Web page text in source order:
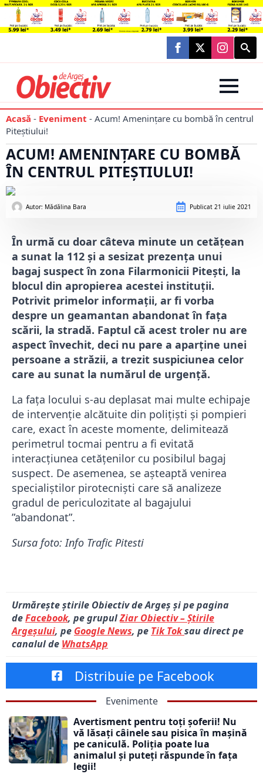
Search
for:
Acasă - Eveniment - Acum! Amenințare cu bombă în centrul
Piteștiului!
ACUM! AMENINȚARE CU BOMBĂ
ÎN CENTRUL PITEȘTIULUI!
Autor: Mădălina Bara Publicat 21 iulie 2021
În urmă cu doar câteva minute un cetățean
a sunat la 112 și a sesizat prezența unui
bagaj suspect în zona Filarmonicii Pitești, la
blocul din apropierea acestei instituții.
Potrivit primelor informații, ar fi vorba
despre un geamantan abandonat în fața
scării, la stradă. Faptul că acest troler nu are
aspect învechit, deci nu pare a aparține unei
persoane a străzii, a trezit suspiciunea celor
care au sunat la numărul de urgență.
La fața locului s-au deplasat mai multe echipaje
de intervenție alcătuite din polițiști și pompieri
care, exact în aceste momente, delimitează
perimetrul tocmai pentru a fi evitată
interacțiunea cetățenilor cu posibilul bagaj
suspect. De asemenea, se așteaptă venirea
specialiștilor pirotecniști care să analizeze
gradul de periculozitate al bagajului
”abandonat”.
Sursa foto: Info Trafic Pitesti
Urmărește știrile Obiectiv de Argeș și pe pagina
deFacebook, pe grupulZiar Obiectiv – Știrile
Argeșului, pe Google News, pe Tik Toksau direct pe
canalul de WhatsApp
Distribuie pe Facebook
Evenimente
Avertisment pentru toți șoferii! Nu
vă lăsați câinele sau pisica în mașină
pe caniculă. Poliția poate lua
animalul și puteți răspunde în fața
legii!